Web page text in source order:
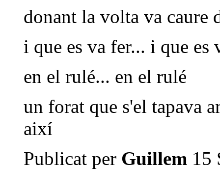
donant la volta va caure
i que es va fer... i que es
en el rulé... en el rulé
un forat que s'el tapava
així
Publicat per Guillem 15